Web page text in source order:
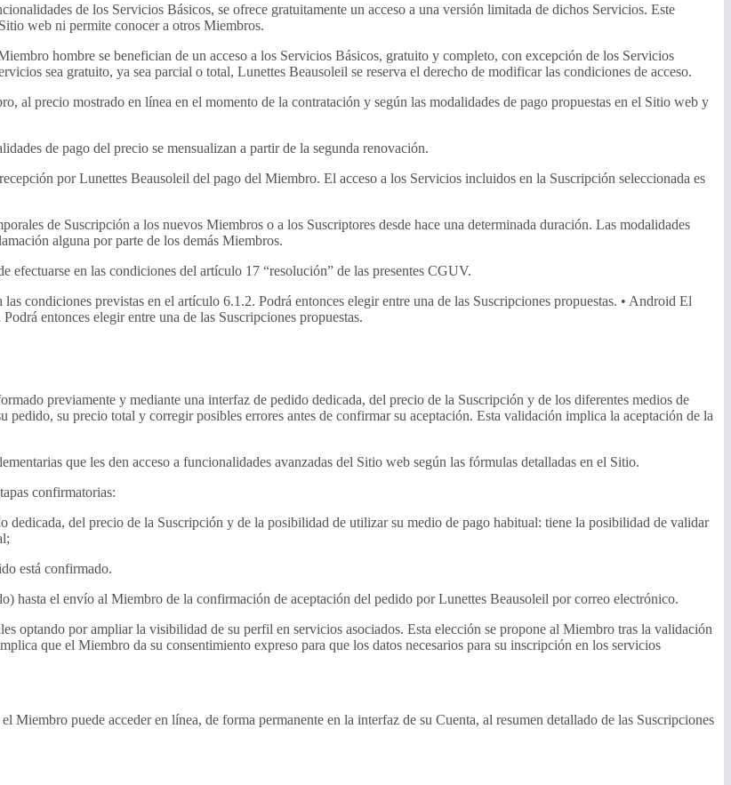
de los Servicios Básicos, se ofrece gratuitamente un acceso a una versión limitada de dichos Servicios. Este
web ni permite conocer a otros Miembros.
hombre se benefician de un acceso a los Servicios Básicos, gratuito y completo, con excepción de los Servicios
sea gratuito, ya sea parcial o total, Lunettes Beausoleil se reserva el derecho de modificar las condiciones de acceso.
al precio mostrado en línea en el momento de la contratación y según las modalidades de pago propuestas en el Sitio web y
de pago del precio se mensualizan a partir de la segunda renovación.
por Lunettes Beausoleil del pago del Miembro. El acceso a los Servicios incluidos en la Suscripción seleccionada es
de Suscripción a los nuevos Miembros o a los Suscriptores desde hace una determinada duración. Las modalidades
alguna por parte de los demás Miembros.
efectuarse en las condiciones del artículo 17 “resolución” de las presentes CGUV.
condiciones previstas en el artículo 6.1.2. Podrá entonces elegir entre una de las Suscripciones propuestas. • Android El
entonces elegir entre una de las Suscripciones propuestas.
previamente y mediante una interfaz de pedido dedicada, del precio de la Suscripción y de los diferentes medios de
su precio total y corregir posibles errores antes de confirmar su aceptación. Esta validación implica la aceptación de la
que les den acceso a funcionalidades avanzadas del Sitio web según las fórmulas detalladas en el Sitio.
confirmatorias:
del precio de la Suscripción y de la posibilidad de utilizar su medio de pago habitual: tiene la posibilidad de validar
está confirmado.
hasta el envío al Miembro de la confirmación de aceptación del pedido por Lunettes Beausoleil por correo electrónico.
optando por ampliar la visibilidad de su perfil en servicios asociados. Esta elección se propone al Miembro tras la validación
que el Miembro da su consentimiento expreso para que los datos necesarios para su inscripción en los servicios
puede acceder en línea, de forma permanente en la interfaz de su Cuenta, al resumen detallado de las Suscripciones